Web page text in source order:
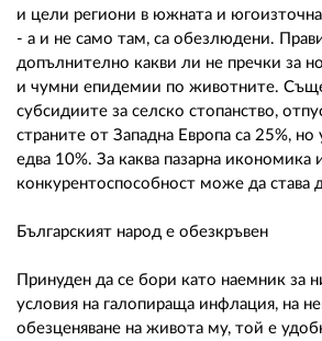
и цели региони в южната и
- а и не само там, са обезлюдени.
допълнително какви ли не пречки за
и чумни епидемии по животните.
субсидиите за селско стопанство,
страните от Западна Европа са 25%, но
едва 10%. За каква пазарна икономика
конкурентоспособност може да става
Българският народ е обезкръвен
Принуден да се бори като наемник за
условия на галопираща инфлация, на
обезценяване на живота му, той е